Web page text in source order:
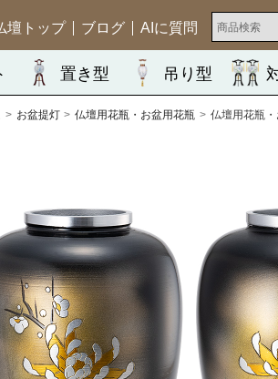
壇トップ ブログ AIに質問
置き型 吊り型
お盆提灯 仏壇用花瓶・お盆用花瓶 仏壇用花瓶